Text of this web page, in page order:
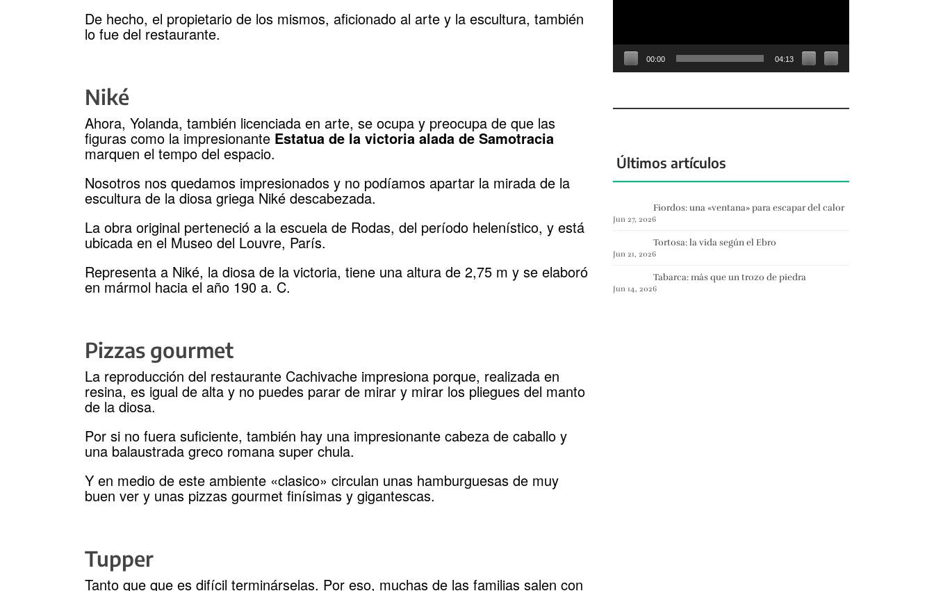
De hecho, el propietario de los mismos, aficionado al arte y la escultura, también
lo fue del restaurante.
Niké
Ahora, Yolanda, también licenciada en arte, se ocupa y preocupa de que las
figuras como la impresionante Estatua de la victoria alada de Samotracia
marquen el tempo del espacio.
Nosotros nos quedamos impresionados y no podíamos apartar la mirada de la
escultura de la diosa griega Niké descabezada.
La obra original perteneció a la escuela de Rodas, del período helenístico, y está
ubicada en el Museo del Louvre, París.
Representa a Niké, la diosa de la victoria, tiene una altura de 2,75 m y se elaboró
en mármol hacia el año 190 a. C.
Pizzas gourmet
La reproducción del restaurante Cachivache impresiona porque, realizada en
resina, es igual de alta y no puedes parar de mirar y mirar los pliegues del manto
de la diosa.
Por si no fuera suficiente, también hay una impresionante cabeza de caballo y
una balaustrada greco romana super chula.
Y en medio de este ambiente «clasico» circulan unas hamburguesas de muy
buen ver y unas pizzas gourmet finísimas y gigantescas.
Tupper
Tanto que que es difícil terminárselas. Por eso, muchas de las familias salen con
00:00 04:13
Últimos artículos
Fiordos: una «ventana» para escapar del calor
Jun 27, 2026
Tortosa: la vida según el Ebro
Jun 21, 2026
Tabarca: más que un trozo de piedra
Jun 14, 2026